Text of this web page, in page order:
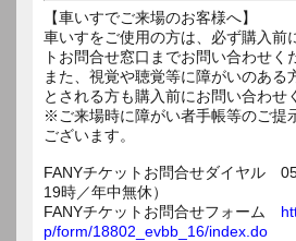
【車いすでご来場のお客様へ】
車いすをご使用の方は、必ず購入前
トお問合せ窓口までお問い合わせく
また、視覚や聴覚等に障がいのある
とされる方も購入前にお問い合わせ
※ご来場時に障がい者手帳等のご提
ございます。
FANYチケットお問合せダイヤル
19時／年中無休）
FANYチケットお問合せフォーム
p/form/18802_evbb_16/index.do